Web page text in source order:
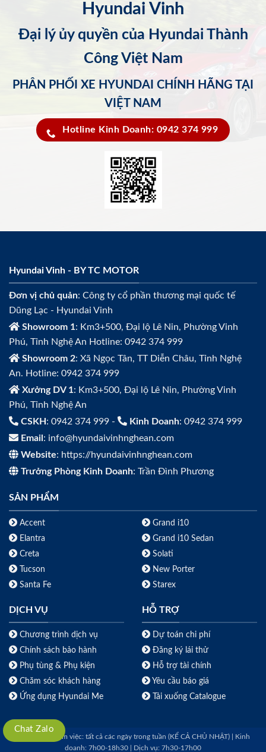
Hyundai Vinh
Đại lý ủy quyền của Hyundai Thành
Công Việt Nam
PHÂN PHỐI XE HYUNDAI CHÍNH HÃNG TẠI
VIỆT NAM
Hotline Kinh Doanh: 0942 374 999
Hyundai Vinh - BY TC MOTOR
Đơn vị chủ quản: Công ty cổ phần thương mại quốc tế
Dũng Lạc - Hyundai Vinh
Showroom 1: Km3+500, Đại lộ Lê Nin, Phường Vinh
Phú, Tỉnh Nghệ An Hotline: 0942 374 999
Showroom 2: Xã Ngọc Tân, TT Diễn Châu, Tỉnh Nghệ
An. Hotline: 0942 374 999
Xưởng DV 1: Km3+500, Đại lộ Lê Nin, Phường Vinh
Phú, Tỉnh Nghệ An
CSKH : 0942 374 999 - Kinh Doanh: 0942 374 999
Email : info@hyundaivinhnghean.com
Website: https://hyundaivinhnghean.com
Trưởng Phòng Kinh Doanh: Trần Đình Phương
SẢN PHẨM
Accent
Elantra
Creta
Tucson
Santa Fe
Grand i10
Grand i10 Sedan
Solati
New Porter
Starex
DỊCH VỤ
Chương trình dịch vụ
Chính sách bảo hành
Phụ tùng & Phụ kiện
Chăm sóc khách hàng
Ứng dụng Hyundai Me
HỖ TRỢ
Dự toán chi phí
Đăng ký lái thử
Hỗ trợ tài chính
Yêu cầu báo giá
Tải xuống Catalogue
Thời gian làm việc: tất cả các ngày trong tuần (KỂ CẢ CHỦ NHẬT) | Kinh
doanh: 7h00-18h30 | Dịch vụ: 7h30-17h00
Chat Zalo